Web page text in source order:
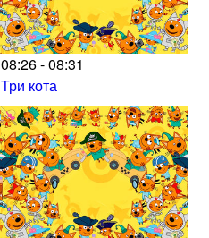
08:26 - 08:31
Три кота